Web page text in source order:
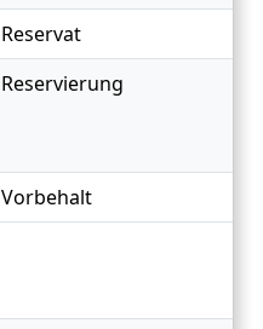
Reservat
Reservierung
Vorbehalt